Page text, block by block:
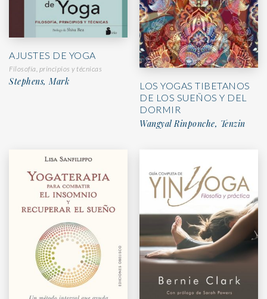
AJUSTES DE YOGA
Filosofía, principios y técnicas
Stephens, Mark
LOS YOGAS TIBETANOS
DE LOS SUEÑOS Y DEL
DORMIR
Wangyal Rinponche, Tenzin